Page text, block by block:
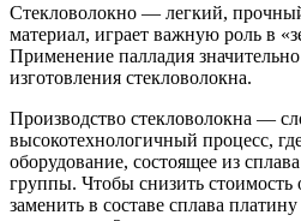
Стекловолокно — легкий,
материал, играет важную роль в
Применение палладия
изготовления стекловолокна.
Производство стекловолокна —
высокотехнологичный процесс,
оборудование, состоящее из
группы. Чтобы снизить
заменить в составе сплава